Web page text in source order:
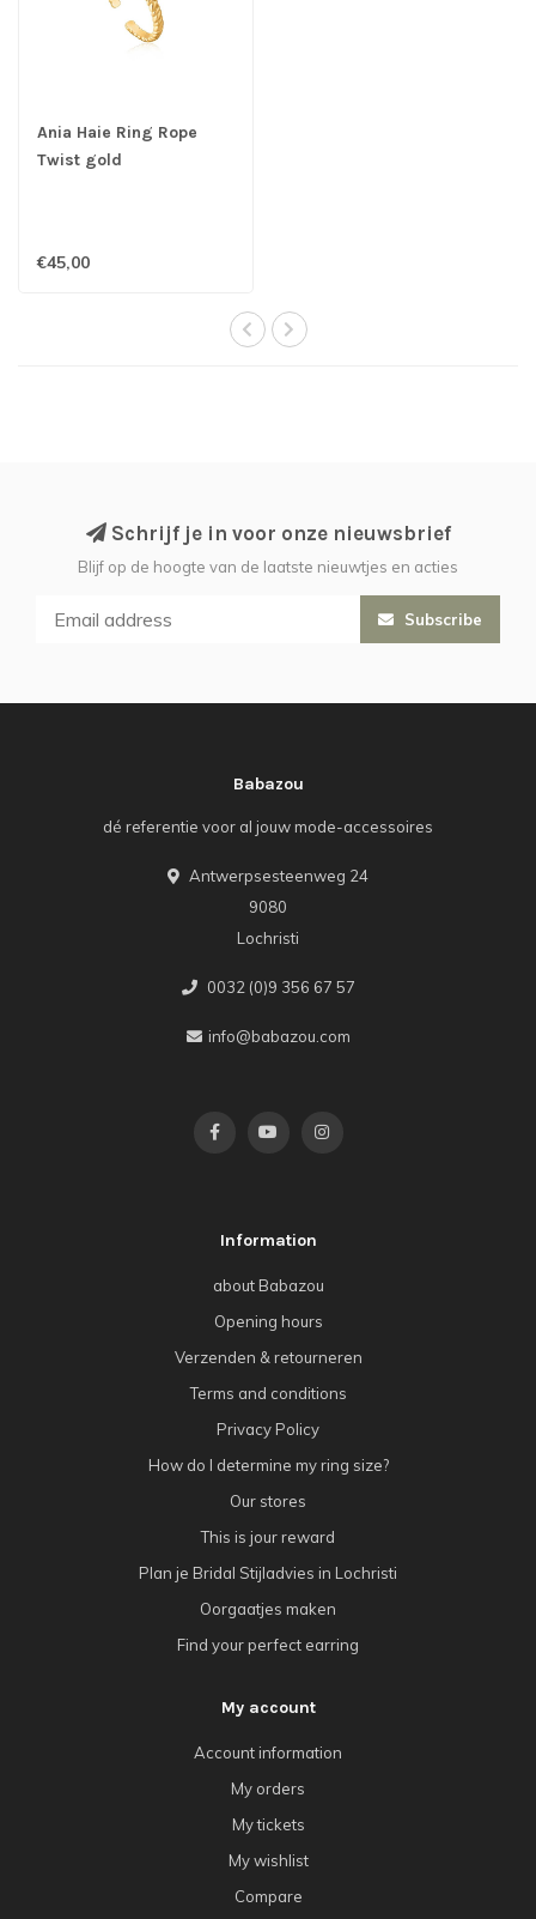
Ania Haie Ring Rope
Twist gold
€45,00
Schrijf je in voor onze nieuwsbrief
Blijf op de hoogte van de laatste nieuwtjes en acties
Subscribe
Babazou
dé referentie voor al jouw mode-accessoires
Antwerpsesteenweg 24
9080
Lochristi
0032 (0)9 356 67 57
info@babazou.com
Information
about Babazou
Opening hours
Verzenden & retourneren
Terms and conditions
Privacy Policy
How do I determine my ring size?
Our stores
This is jour reward
Plan je Bridal Stijladvies in Lochristi
Oorgaatjes maken
Find your perfect earring
My account
Account information
My orders
My tickets
My wishlist
Compare